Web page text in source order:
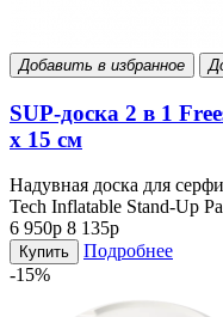
Добавить в избранное
SUP-доска 2 в 1
х 15 см
Надувная доска для
Tech Inflatable Stand-Up
6 950р 8 135р
Купить
Подробнее
-15%